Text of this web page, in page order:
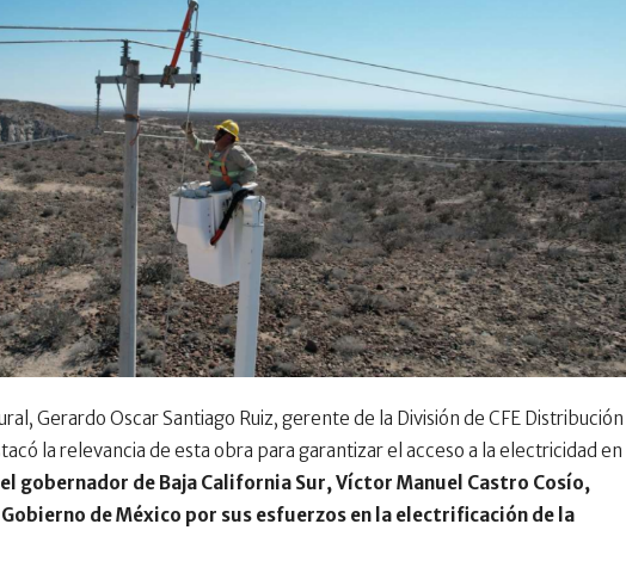
Gerardo Oscar Santiago Ruiz, gerente de la División de CFE Distribución
la relevancia de esta obra para garantizar el acceso a la electricidad en
gobernador de Baja California Sur, Víctor Manuel Castro Cosío,
Gobierno de México por sus esfuerzos en la electrificación de la